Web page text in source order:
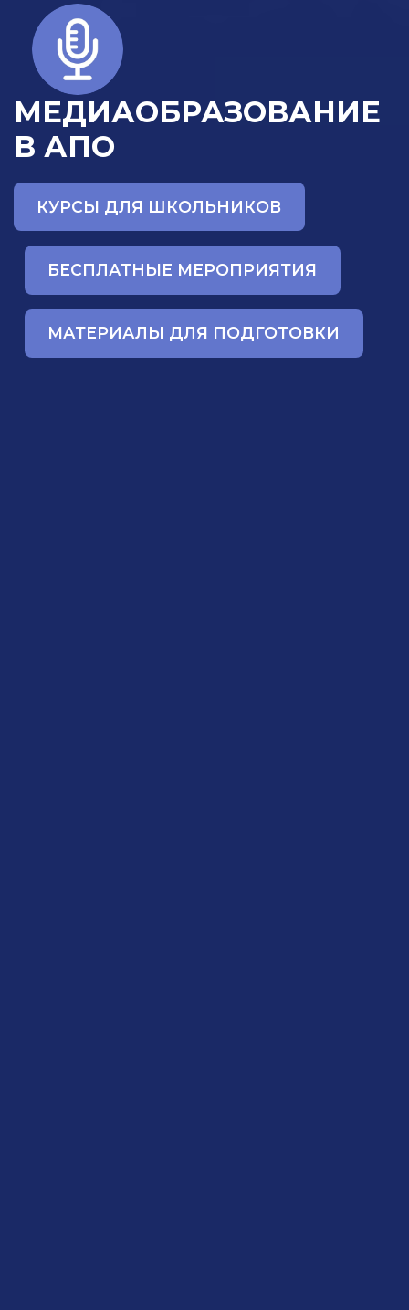
МЕДИАОБРАЗОВАНИЕ
В АПО
КУРСЫ ДЛЯ ШКОЛЬНИКОВ
БЕСПЛАТНЫЕ МЕРОПРИЯТИЯ
МАТЕРИАЛЫ ДЛЯ ПОДГОТОВКИ